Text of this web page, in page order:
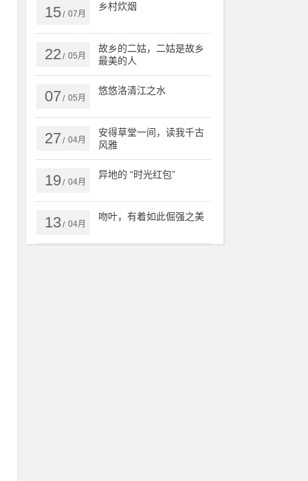
15/ 07月
乡村炊烟
22 / 05月
故乡的二姑，二姑是故乡
最美的人
07 / 05月
悠悠洛清江之水
27 / 04月
安得草堂一间，读我千古
风雅
19/ 04月
异地的 “时光红包”
13/ 04月
吻叶，有着如此倔强之美